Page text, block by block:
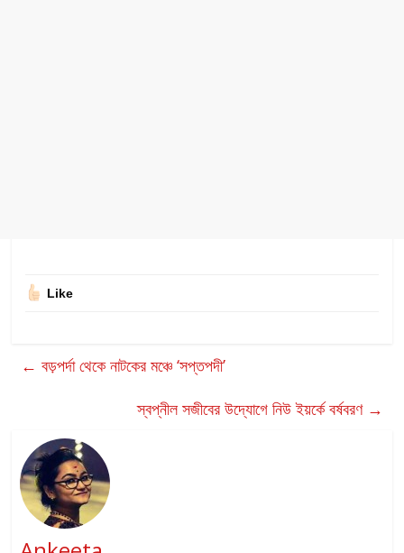
Like
← বড়পর্দা থেকে নাটকের মঞ্চে ‘সপ্তপদী’
স্বপ্নীল সজীবের উদ্যোগে নিউ ইয়র্কে বর্ষবরণ →